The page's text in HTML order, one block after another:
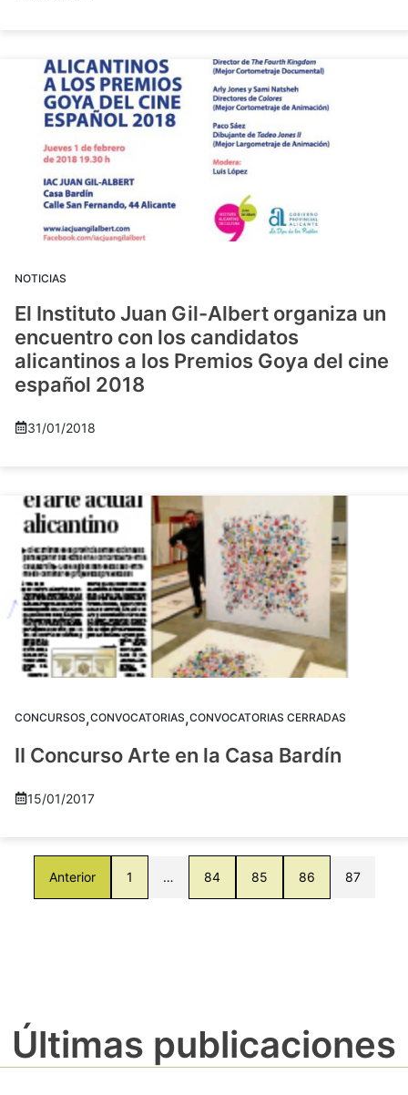
NOTICIAS
El Instituto Juan Gil-Albert organiza un
encuentro con los candidatos
alicantinos a los Premios Goya del cine
español 2018
31/01/2018
CONCURSOS,CONVOCATORIAS,CONVOCATORIAS CERRADAS
II Concurso Arte en la Casa Bardín
15/01/2017
Anterior 1 … 84 85 86 87
Últimas publicaciones